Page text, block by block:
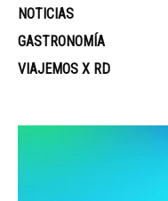
NOTICIAS
GASTRONOMÍA
VIAJEMOS X RD